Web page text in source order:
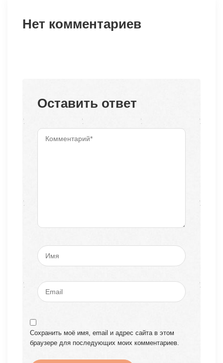
Нет комментариев
Оставить ответ
Сохранить моё имя, email и адрес сайта в этом
браузере для последующих моих комментариев.